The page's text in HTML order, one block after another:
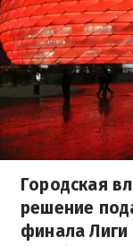
Городская
решение
финала Лиги